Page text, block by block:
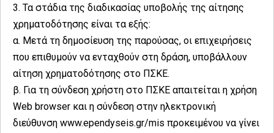
3. Τα στάδια της διαδικασίας υποβολής της αίτησης
χρηματοδότησης είναι τα εξής:
α. Μετά τη δημοσίευση της παρούσας, οι επιχειρήσεις
που επιθυμούν να ενταχθούν στη δράση, υποβάλλουν
αίτηση χρηματοδότησης στο ΠΣΚΕ.
β. Για τη σύνδεση χρήστη στο ΠΣΚΕ απαιτείται η χρήση
Web browser και η σύνδεση στην ηλεκτρονική
διεύθυνση www.ependyseis.gr/mis προκειμένου να γίνει